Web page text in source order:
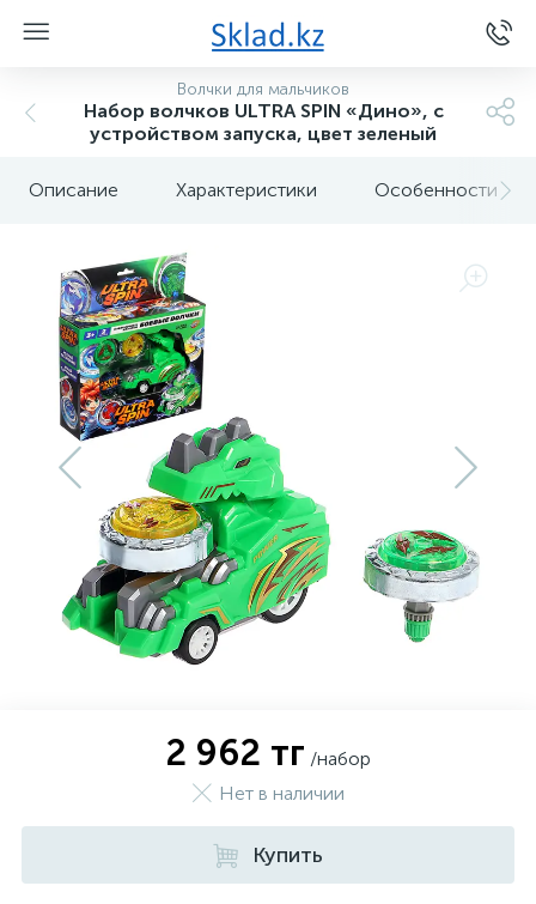
Волчки для мальчиков
Набор волчков ULTRA SPIN «Дино», с
устройством запуска, цвет зеленый
Описание Характеристики Особенности
2 962 тг /набор
Нет в наличии
Купить